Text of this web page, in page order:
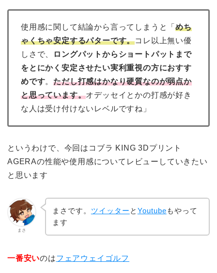
使用感に関して結論から言ってしまうと「めち
ゃくちゃ安定するパターです。コレ以上無い優
しさで、
ロングパットからショートパットまで
をとにかく安定させたい実利重視の方におすす
めです。ただし打感はかなり硬質なのが弱点か
と思っています。オデッセイとかの打感が好き
な人は受け付けないレベルですね」
というわけで、今回はコブラ KING 3Dプリント
AGERAの性能や使用感についてレビューしていきたい
と思います
まさ
まさです。 ツイッター と Youtube もやって
ます
一番安いのはフェアウェイゴルフ